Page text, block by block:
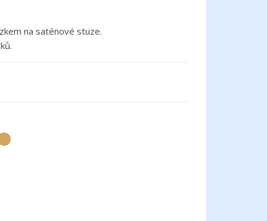
na saténové stuze.
Zlatá